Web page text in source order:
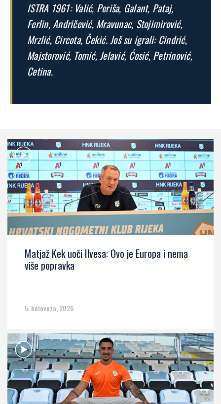
ISTRA 1961: Valić, Periša, Galant, Pataj,
Ferlin, Andričević, Mravunac, Stojimirović,
Mrzlić, Circota, Čekić. Još su igrali: Cindrić,
Majstorović, Tomić, Jelavić, Ćosić, Petrinović,
Cetina.
Matjaž Kek uoči Ilvesa: Ovo je Europa i nema
više popravka
5. kolovoza, 2026